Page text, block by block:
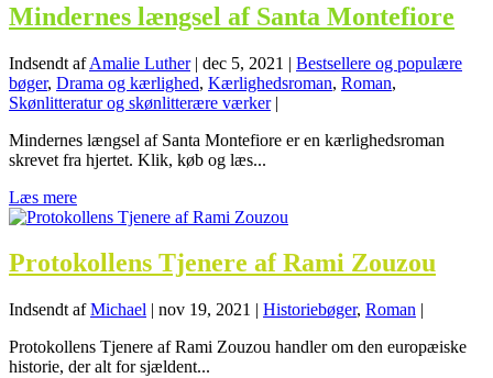
Mindernes længsel af Santa Montefiore
Indsendt afAmalie Luther| dec 5, 2021 | Bestsellere og populære
bøger, Drama og kærlighed, Kærlighedsroman, Roman,
Skønlitteratur og skønlitterære værker|
Mindernes længsel af Santa Montefiore er en kærlighedsroman
skrevet fra hjertet. Klik, køb og læs...
Læs mere
Protokollens Tjenere af Rami Zouzou
Indsendt afMichael | nov 19, 2021 | Historiebøger, Roman |
Protokollens Tjenere af Rami Zouzou handler om den europæiske
historie, der alt for sjældent...